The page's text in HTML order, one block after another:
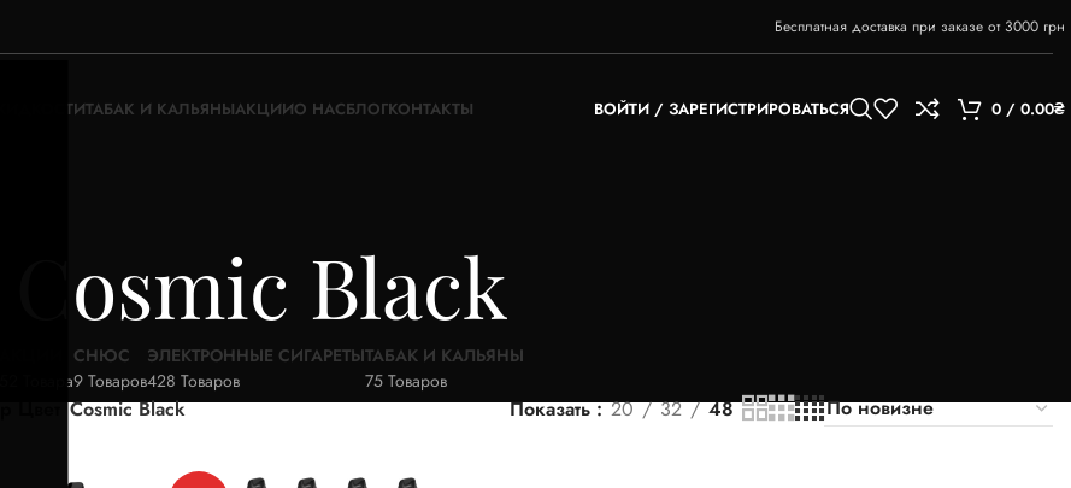
Бесплатная доставка при заказе от 3000 грн
ЖИДКОСТИТАБАК И КАЛЬЯНЫАКЦИИО НАСБЛОГКОНТАКТЫ ВОЙТИ / ЗАРЕГИСТРИРОВАТЬСЯ 0 / 0.00₴
Cosmic Black
52 Товара
СНЮС
9 Товаров
ЭЛЕКТРОННЫЕ СИГАРЕТЫ
428 Товаров
ТАБАК И КАЛЬЯНЫ
75 Товаров
Cosmic Black Показать 20 32 48